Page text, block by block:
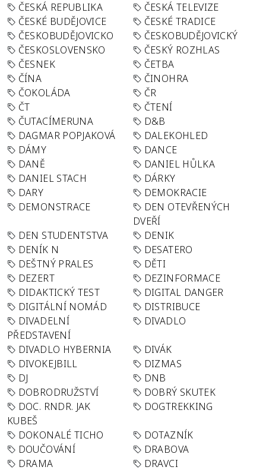
ČESKÁ REPUBLIKA
ČESKÁ TELEVIZE
ČESKÉ BUDĚJOVICE
ČESKÉ TRADICE
ČESKOBUDĚJOVICKO
ČESKOBUDĚJOVICKÝ
ČESKOSLOVENSKO
ČESKÝ ROZHLAS
ČESNEK
ČETBA
ČÍNA
ČINOHRA
ČOKOLÁDA
ČR
ČT
ČTENÍ
ČUTACÍMERUNA
D&B
DAGMAR POPJAKOVÁ
DALEKOHLED
DÁMY
DANCE
DANĚ
DANIEL HŮLKA
DANIEL STACH
DÁRKY
DARY
DEMOKRACIE
DEMONSTRACE
DEN OTEVŘENÝCH
DVEŘÍ
DEN STUDENTSTVA
DENIK
DENÍK N
DESATERO
DEŠTNÝ PRALES
DĚTI
DEZERT
DEZINFORMACE
DIDAKTICKÝ TEST
DIGITAL DANGER
DIGITÁLNÍ NOMÁD
DISTRIBUCE
DIVADELNÍ
PŘEDSTAVENÍ
DIVADLO
DIVADLO HYBERNIA
DIVÁK
DIVOKEJBILL
DIZMAS
DJ
DNB
DOBRODRUŽSTVÍ
DOBRÝ SKUTEK
DOC. RNDR. JAK
KUBEŠ
DOGTREKKING
DOKONALÉ TICHO
DOTAZNÍK
DOUČOVÁNÍ
DRABOVA
DRAMA
DRAVCI